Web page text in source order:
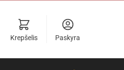
Krepšelis Paskyra